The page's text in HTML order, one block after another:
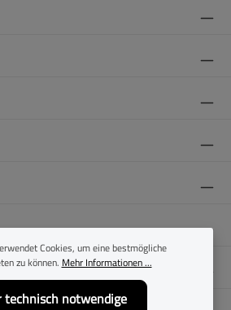
Cookies, um eine bestmögliche
zu können. Mehr Informationen ...
technisch notwendige